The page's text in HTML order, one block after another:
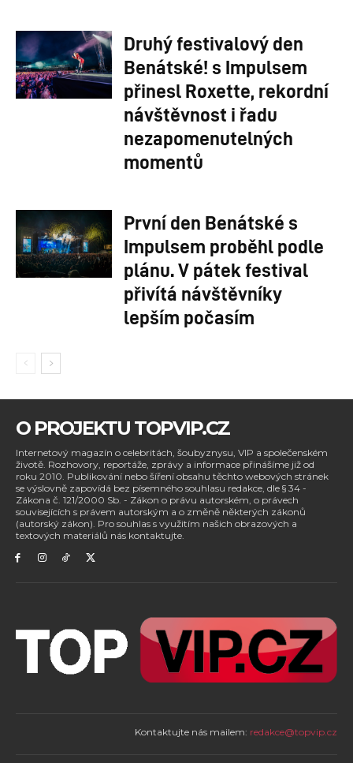
Druhý festivalový den
Benátské! s Impulsem
přinesl Roxette, rekordní
návštěvnost i řadu
nezapomenutelných
momentů
První den Benátské s
Impulsem proběhl podle
plánu. V pátek festival
přivítá návštěvníky
lepším počasím
O PROJEKTU TOPVIP.CZ
Internetový magazín o celebritách, šoubyznysu, VIP a společenském
životě. Rozhovory, reportáže, zprávy a informace přinášíme již od
roku 2010. Publikování nebo šíření obsahu těchto webových stránek
se výslovně zapovídá bez písemného souhlasu redakce, dle § 34 -
Zákona č. 121/2000 Sb. - Zákon o právu autorském, o právech
souvisejících s právem autorským a o změně některých zákonů
(autorský zákon). Pro souhlas s využitím našich obrazových a
textových materiálů nás kontaktujte.
Kontaktujte nás mailem: redakce@topvip.cz